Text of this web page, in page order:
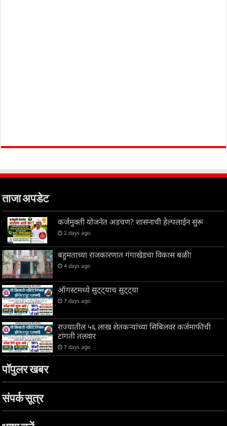
ताजा अपडेट
कर्जमुक्ती योजनेत अडचण? शासनाची हेल्पलाईन सुरू
2 days ago
बहुमताच्या राजकारणात गंगाखेडचा विकास बळी!
4 days ago
ऑगस्टमध्ये सुट्ट्याच सुट्ट्या
7 days ago
राज्यातील ५६ लाख शेतकऱ्यांच्या सिबिलवर कर्जमाफीची
टांगती तलवार
7 days ago
पॉपुलर खबर
संपर्क सूत्र